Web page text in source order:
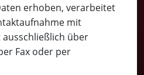
erhoben, verarbeitet
mit
ausschließlich über
Fax oder per